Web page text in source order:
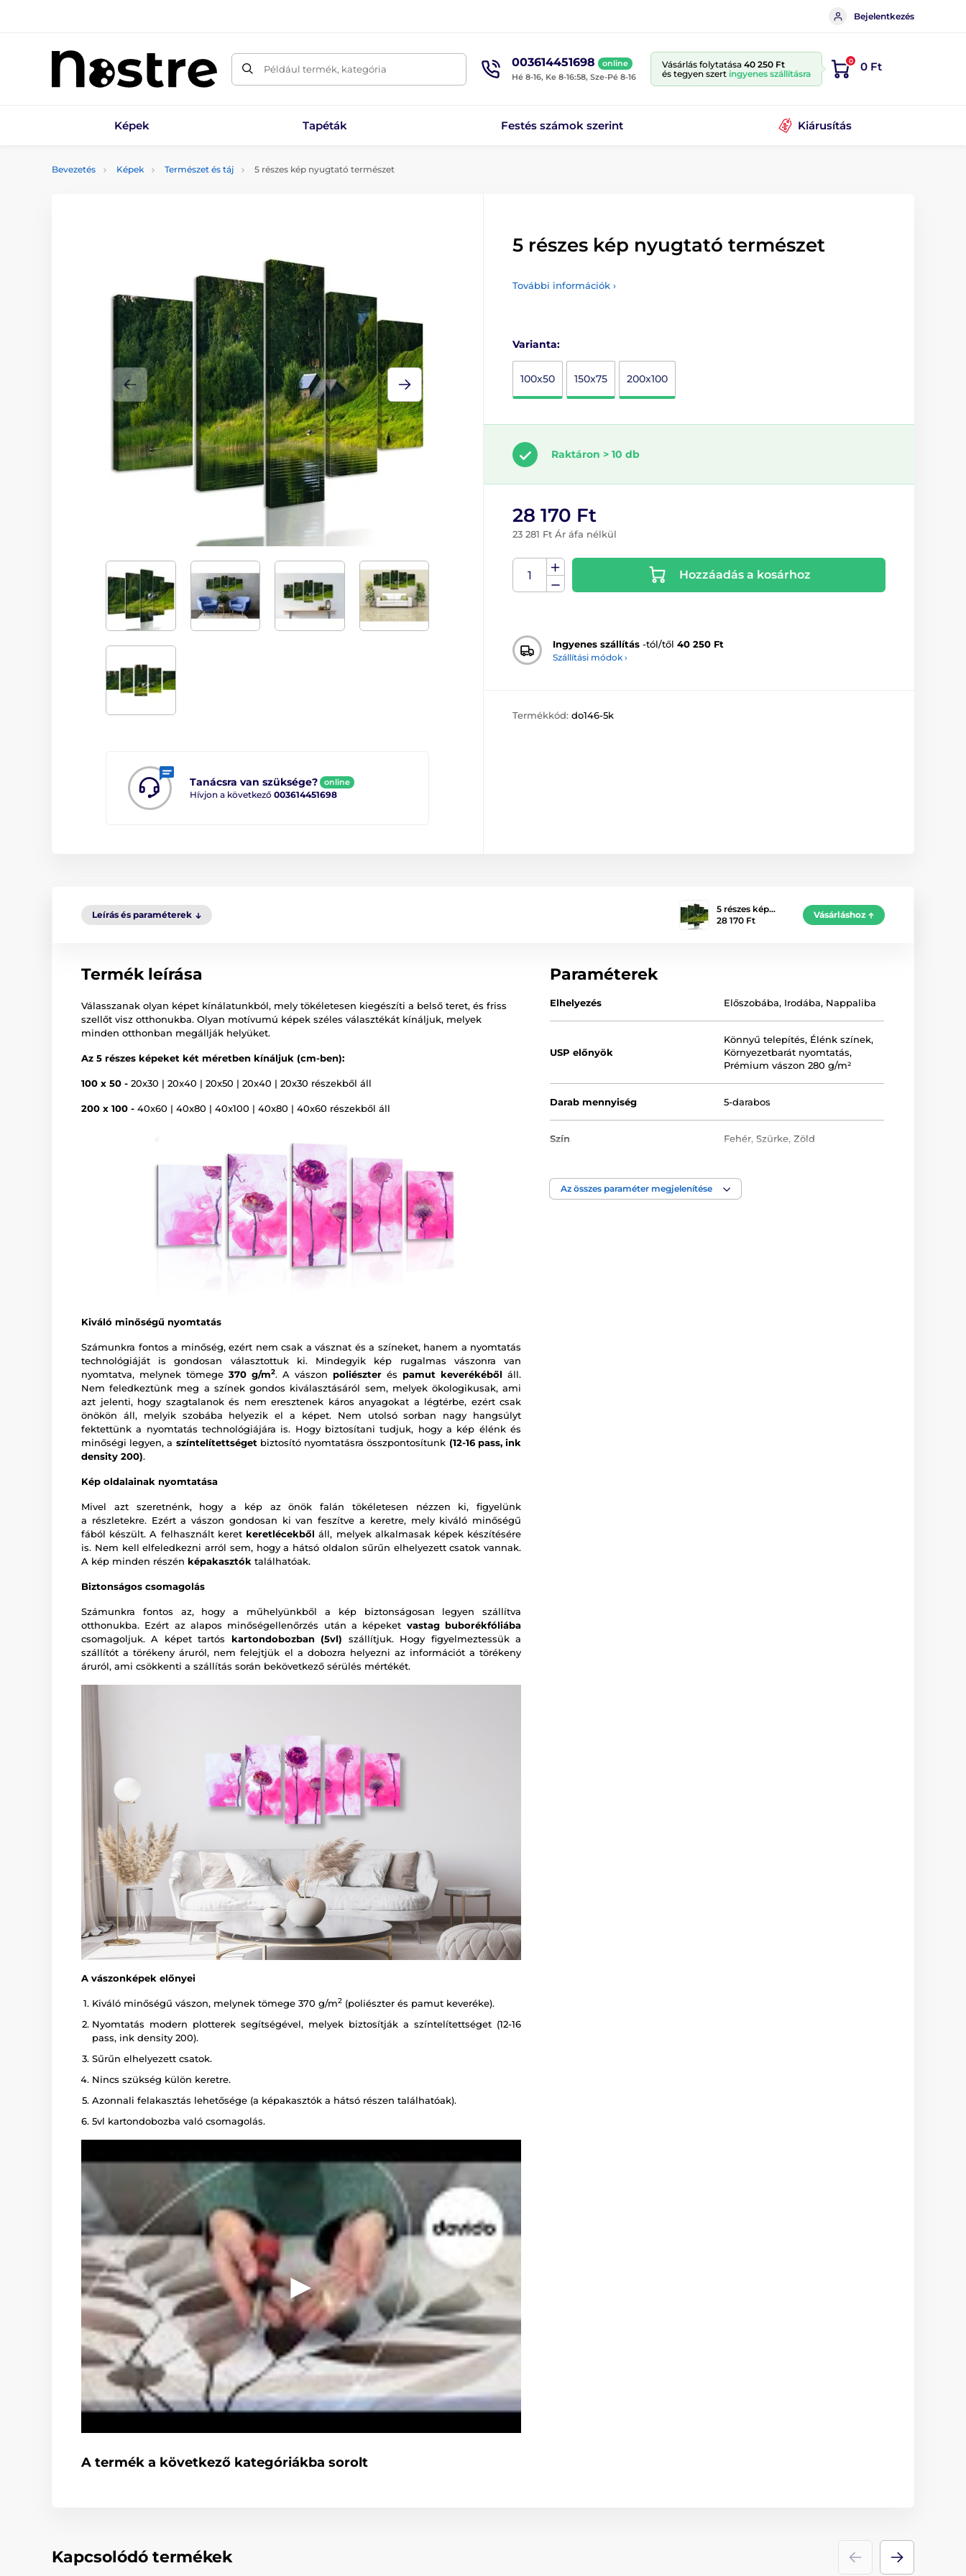
Bejelentkezés
Például termék, kategória 003614451698
online
Hé 8-16, Ke 8-16:58, Sze-Pé 8-16
Vásárlás folytatása 40 250 Ft
és tegyen szert ingyenes szállításra
0 0 Ft
Képek Tapéták Festés számok szerint Kiárusítás
Bevezetés Képek Természet és táj 5 részes kép nyugtató természet
Tanácsra van szüksége? online
Hívjon a következő 003614451698
5 részes kép nyugtató természet
További információk ›
Varianta:
100x50 150x75 200x100
Raktáron > 10 db
28 170 Ft
23 281 Ft Ár áfa nélkül
Hozzáadás a kosárhoz
Ingyenes szállítás -tól/től 40 250 Ft
Szállítási módok ›
Termékkód: do146-5k
Leírás és paraméterek
5 részes kép…
28 170 Ft
Vásárláshoz
Termék leírása
Válasszanak olyan képet kínálatunkból, mely tökéletesen kiegészíti a belső teret, és friss
szellőt visz otthonukba. Olyan motívumú képek széles választékát kínáljuk, melyek
minden otthonban megállják helyüket.
Az 5 részes képeket két méretben kínáljuk (cm-ben):
100 x 50 - 20x30 | 20x40 | 20x50 | 20x40 | 20x30 részekből áll
200 x 100 - 40x60 | 40x80 | 40x100 | 40x80 | 40x60 részekből áll
Kiváló minőségű nyomtatás
Számunkra fontos a minőség, ezért nem csak a vásznat és a színeket, hanem a nyomtatás
technológiáját is gondosan választottuk ki. Mindegyik kép rugalmas vászonra van
nyomtatva, melynek tömege370 g/m2. A vászon poliészter és pamut keverékéből áll.
Nem feledkeztünk meg a színek gondos kiválasztásáról sem, melyek ökologikusak, ami
azt jelenti, hogy szagtalanok és nem eresztenek káros anyagokat a légtérbe, ezért csak
önökön áll, melyik szobába helyezik el a képet. Nem utolsó sorban nagy hangsúlyt
fektettünk a nyomtatás technológiájára is. Hogy biztosítani tudjuk, hogy a kép élénk és
minőségi legyen, a színtelítettségetbiztosító nyomtatásra összpontosítunk (12-16 pass, ink
density 200).
Kép oldalainak nyomtatása
Mivel azt szeretnénk, hogy a kép az önök falán tökéletesen nézzen ki, figyelünk
a részletekre. Ezért a vászon gondosan ki van feszítve a keretre, mely kiváló minőségű
fából készült. A felhasznált keret keretlécekből áll, melyek alkalmasak képek készítésére
is. Nem kell elfeledkezni arról sem, hogy a hátsó oldalon sűrűn elhelyezett csatok vannak.
A kép minden részén képakasztók találhatóak.
Biztonságos csomagolás
Számunkra fontos az, hogy a műhelyünkből a kép biztonságosan legyen szállítva
otthonukba. Ezért az alapos minőségellenőrzés után a képeket vastag buborékfóliába
csomagoljuk. A képet tartós kartondobozban (5vl) szállítjuk. Hogy figyelmeztessük a
szállítót a törékeny áruról, nem felejtjük el a dobozra helyezni az információt a törékeny
áruról, ami csökkenti a szállítás során bekövetkező sérülés mértékét.
A vászonképek előnyei
Kiváló minőségű vászon, melynek tömege 370 g/m2 (poliészter és pamut keveréke).
Nyomtatás modern plotterek segítségével, melyek biztosítják a színtelítettséget (12-16
pass, ink density 200).
Sűrűn elhelyezett csatok.
Nincs szükség külön keretre.
Azonnali felakasztás lehetősége (a képakasztók a hátsó részen találhatóak).
5vl kartondobozba való csomagolás.
A termék a következő kategóriákba sorolt
Paraméterek
Elhelyezés Előszobába, Irodába, Nappaliba
USP előnyök
Könnyű telepítés, Élénk színek,
Környezetbarát nyomtatás,
Prémium vászon 280 g/m²
Darab mennyiség 5-darabos
Szín Fehér,Szürke,Zöld
Kép technológia
Szabálytalan
Az összes paraméter megjelenítése
Kapcsolódó termékek